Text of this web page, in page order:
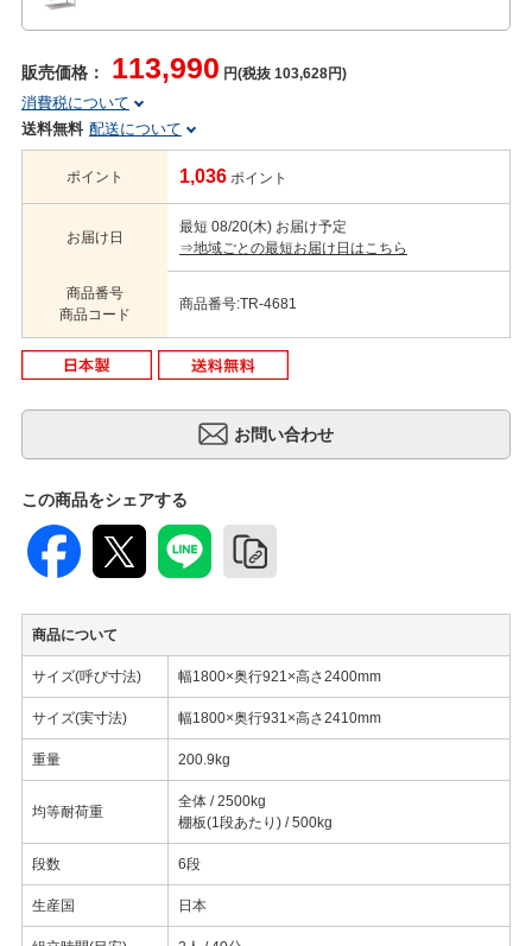
販売価格： 113,990 円(税抜 103,628円)
消費税について
送料無料 配送について
ポイント 1,036 ポイント
お届け日
最短 08/20(木) お届け予定
⇒地域ごとの最短お届け日はこちら
商品番号
商品コード
商品番号:TR-4681
この商品をシェアする
商品について
サイズ(呼び寸法) 幅1800×奥行921×高さ2400mm
サイズ(実寸法) 幅1800×奥行931×高さ2410mm
重量 200.9kg
均等耐荷重
全体 / 2500kg
棚板(1段あたり) / 500kg
段数 6段
生産国 日本